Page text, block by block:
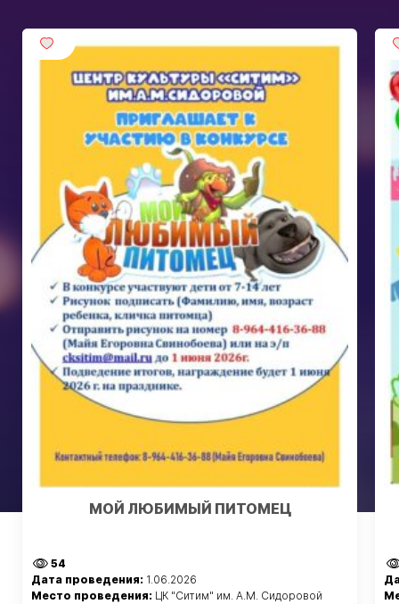
МОЙ ЛЮБИМЫЙ ПИТОМЕЦ
54
Дата проведения: 1.06.2026
Место проведения: ЦК "Ситим" им. А.М. Сидоровой